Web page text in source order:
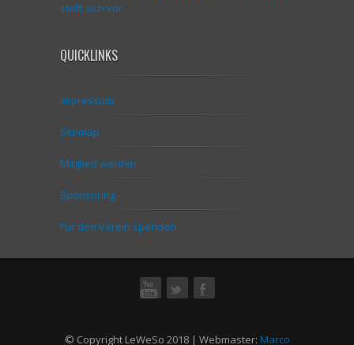
stellt sich vor
QUICKLINKS
Impressum
Sitemap
Mitglied werden
Sponsoring
Für den Verein spenden
© Copyright LeWeSo 2018 | Webmaster: Marco